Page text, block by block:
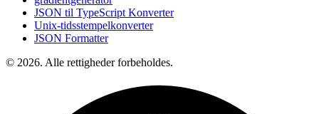
JSON til TypeScript Konverter
Unix-tidsstempelkonverter
JSON Formatter
© 2026. Alle rettigheder forbeholdes.